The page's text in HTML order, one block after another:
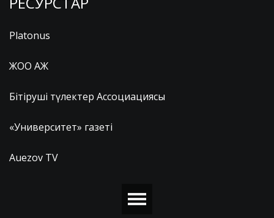
Platonus
ЖОО АЖ
Бітіруші түлектер Ассоциациясы
«Университет» газеті
Auezov TV